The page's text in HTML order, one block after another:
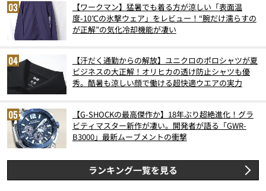
【ワークマン】猛暑でも着る方が涼しい「表面温
度-10℃の氷撃ウェア」をレビュー！“腕だけ濡らすの
が正解”の気化冷却機能が凄い
【汗だく通勤からの解放】ユニクロのポロシャツが夏
ビジネスの大正解！オリヒカの透け防止シャツも優
秀。酷暑も涼しい顔で働ける超快適ウエアの実力
【G-SHOCKの最高傑作か】18年ぶり超絶進化！グラ
ビティマスター新作が凄い。開発者が語る「GWR-
B3000」最新ムーブメントの衝撃
ランキング一覧を見る